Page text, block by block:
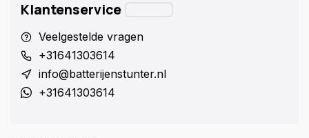
Klantenservice
Veelgestelde vragen
+31641303614
info@batterijenstunter.nl
+31641303614